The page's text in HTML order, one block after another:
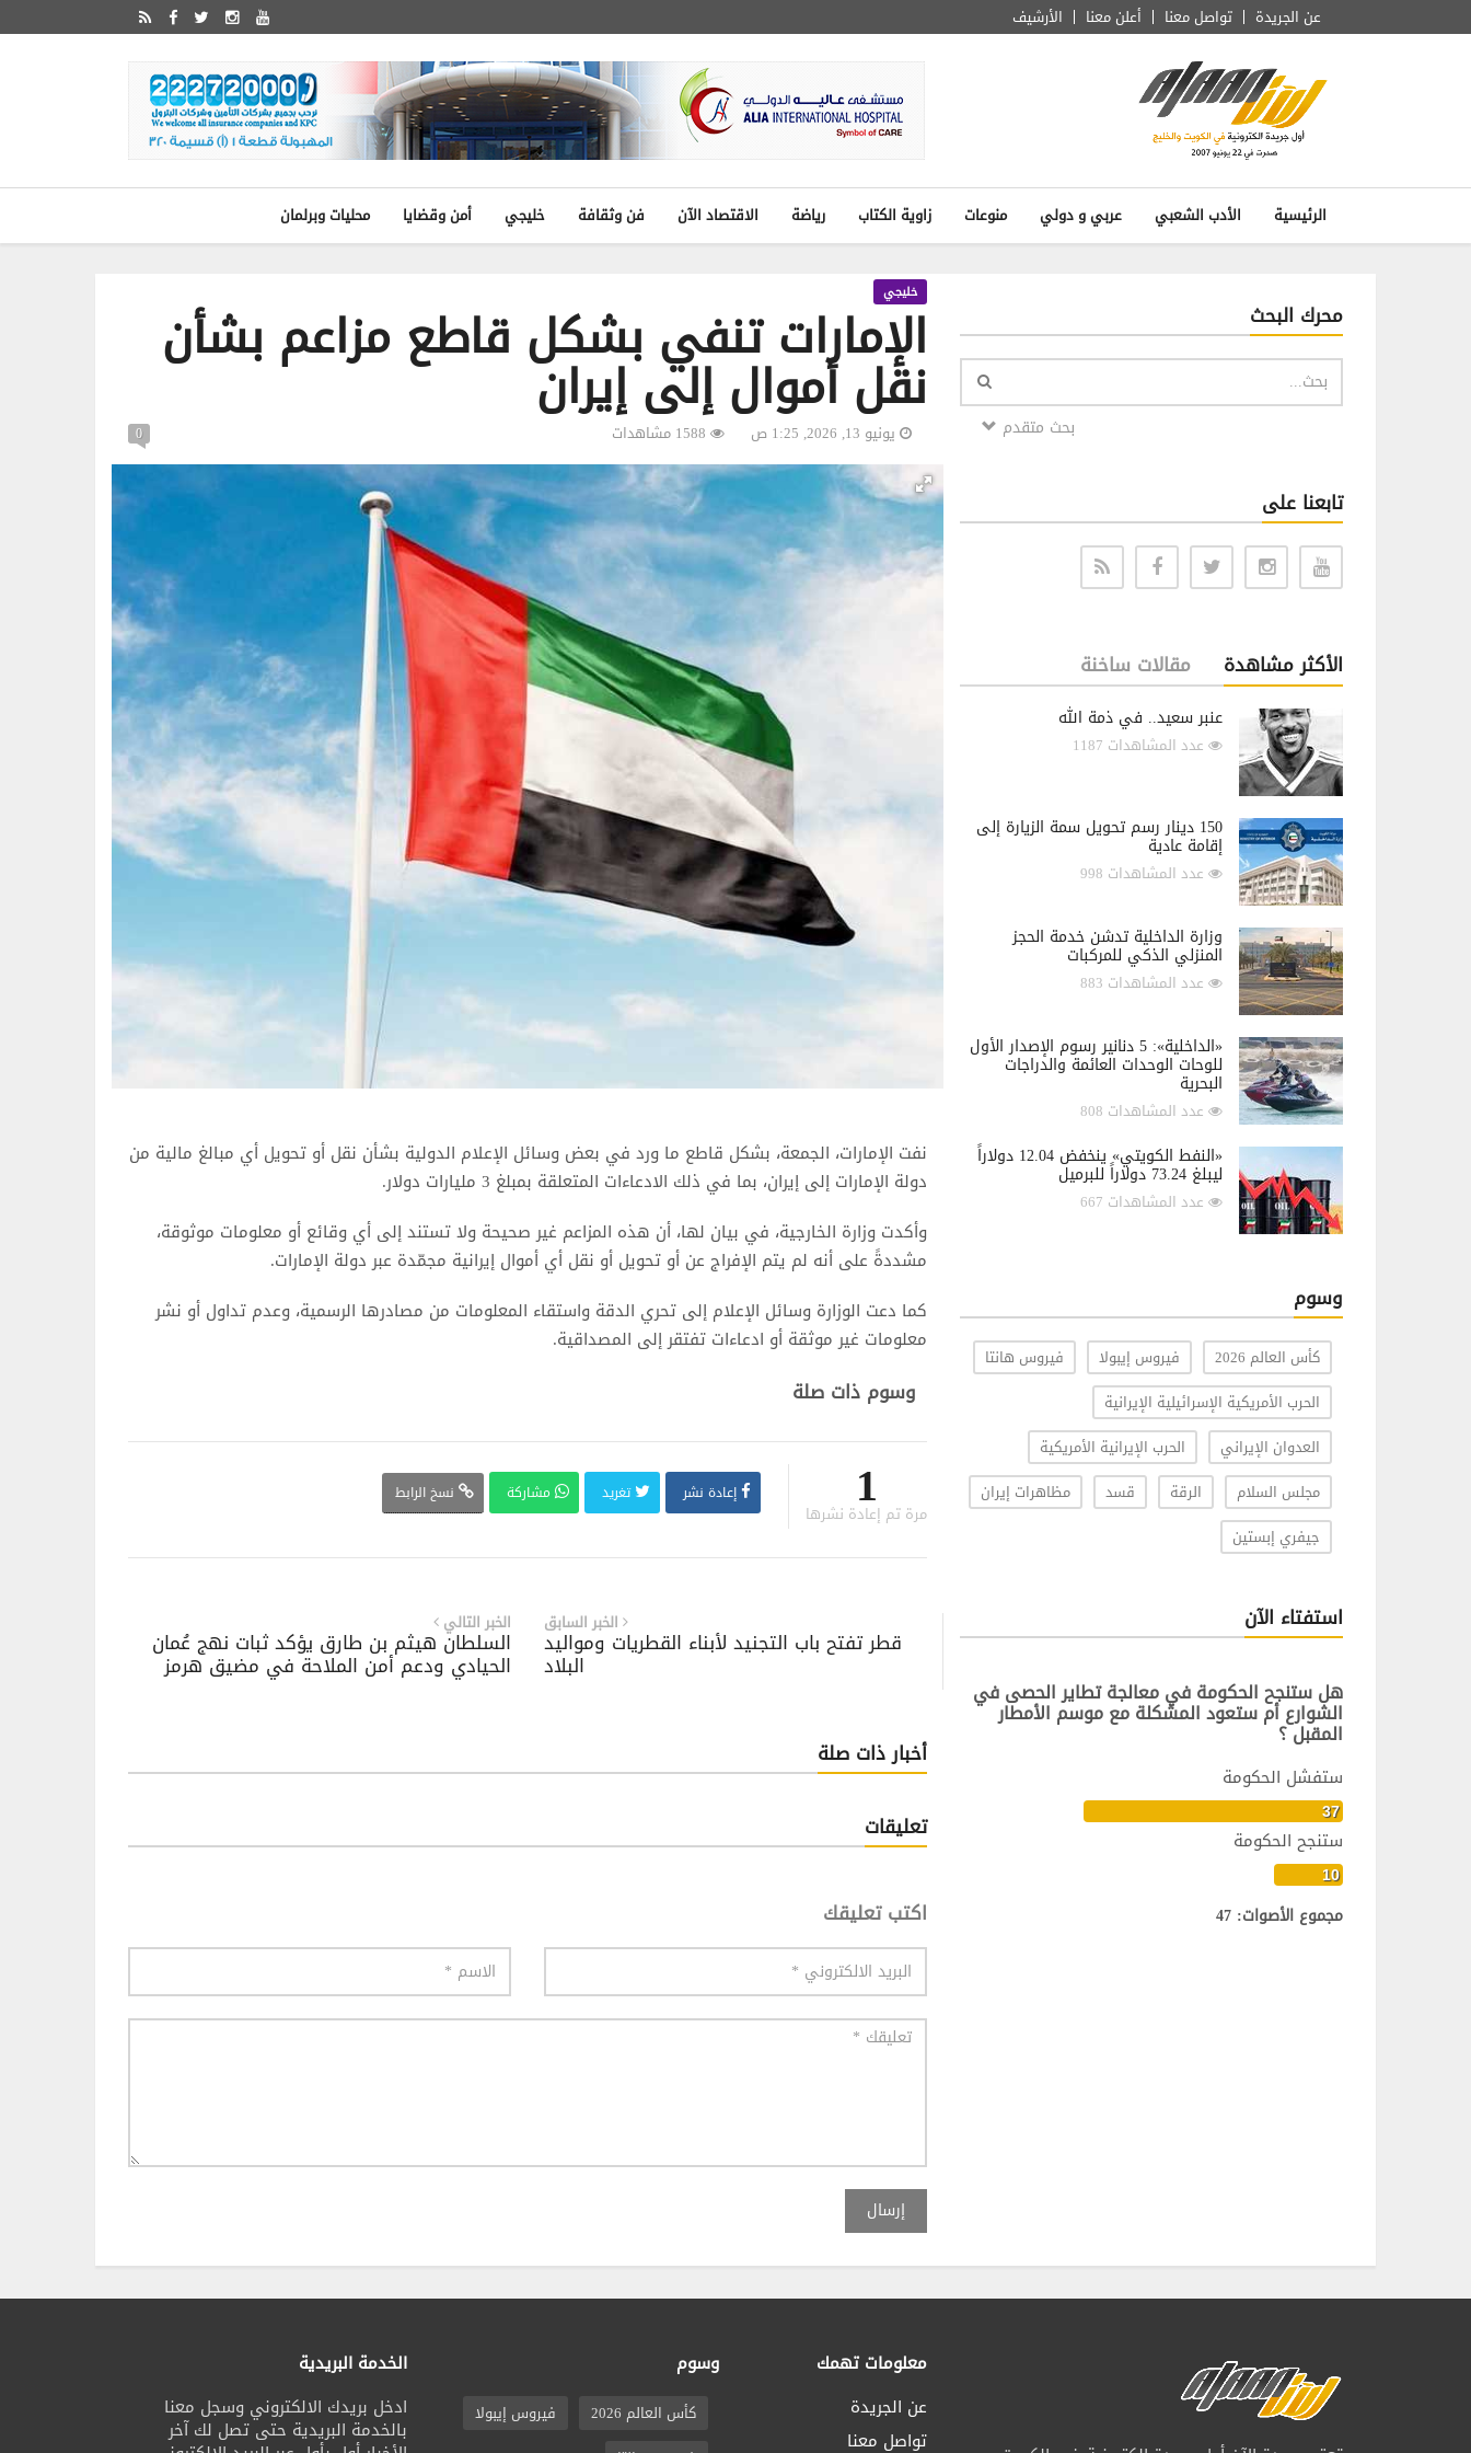
الأرشيف أعلن معنا تواصل معنا عن الجريدة
محليات وبرلمان أمن وقضايا خليجي فن وثقافة الاقتصاد الآن رياضة زاوية الكتاب منوعات عربي و دولي الأدب الشعبي الرئيسية
الإمارات تنفي بشكل قاطع مزاعم بشأن
نقل أموال إلى إيران
خليجي
يونيو 13, 2026, 1:25 ص 0
نفت الإمارات، الجمعة، بشكل قاطع ما ورد في بعض وسائل الإعلام الدولية بشأن نقل أو تحويل أي مبالغ مالية من
دولة الإمارات إلى إيران، بما في ذلك الادعاءات المتعلقة بمبلغ 3 مليارات دولار.
وأكدت وزارة الخارجية، في بيان لها، أن هذه المزاعم غير صحيحة ولا تستند إلى أي وقائع أو معلومات موثوقة،
مشددةً على أنه لم يتم الإفراج عن أو تحويل أو نقل أي أموال إيرانية مجمّدة عبر دولة الإمارات.
كما دعت الوزارة وسائل الإعلام إلى تحري الدقة واستقاء المعلومات من مصادرها الرسمية، وعدم تداول أو نشر
معلومات غير موثقة أو ادعاءات تفتقر إلى المصداقية.
وسوم ذات صلة
1
مرة تم إعادة نشرها
إعادة نشر تغريد مشاركة نسخ الرابط
الخبر التالي
السلطان هيثم بن طارق يؤكد ثبات نهج عُمان
الحيادي ودعم أمن الملاحة في مضيق هرمز
الخبر السابق
قطر تفتح باب التجنيد لأبناء القطريات ومواليد
البلاد
أخبار ذات صلة
تعليقات
اكتب تعليقك
إرسال
محرك البحث
بحث متقدم
تابعنا على
الأكثر مشاهدة مقالات ساخنة
عنبر سعيد.. في ذمة الله
عدد المشاهدات 1187
150 دينار رسم تحويل سمة الزيارة إلى
إقامة عادية
عدد المشاهدات 998
وزارة الداخلية تدشن خدمة الحجز
المنزلي الذكي للمركبات
عدد المشاهدات 883
«الداخلية»: 5 دنانير رسوم الإصدار الأول
للوحات الوحدات العائمة والدراجات
البحرية
عدد المشاهدات 808
«النفط الكويتي» ينخفض 12.04 دولاراً
ليبلغ 73.24 دولاراً للبرميل
عدد المشاهدات 667
وسوم
كأس العالم 2026 فيروس إيبولا
فيروس هانتا
الحرب الأمريكية الإسرائيلية الإيرانية
العدوان الإيراني
الحرب الإيرانية الأمريكية
مجلس السلام
الرقة قسد
مظاهرات إيران
جيفري إبستين
استفتاء الآن
هل ستنجح الحكومة في معالجة تطاير الحصى في
الشوارع أم ستعود المشكلة مع موسم الأمطار
المقبل ؟
ستفشل الحكومة
37
ستنجح الحكومة
10
مجموع الأصوات: 47
الخدمة البريدية
ادخل بريدك الالكتروني وسجل معنا
بالخدمة البريدية حتى تصل لك آخر
وسوم
كأس العالم 2026
فيروس إيبولا
معلومات تهمك
عن الجريدة
تواصل معنا